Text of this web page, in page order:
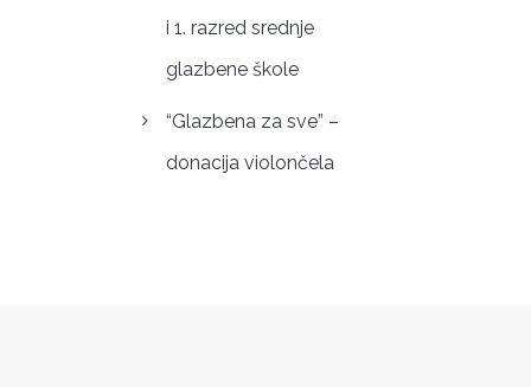
i 1. razred srednje
glazbene škole
“Glazbena za sve” –
donacija violončela